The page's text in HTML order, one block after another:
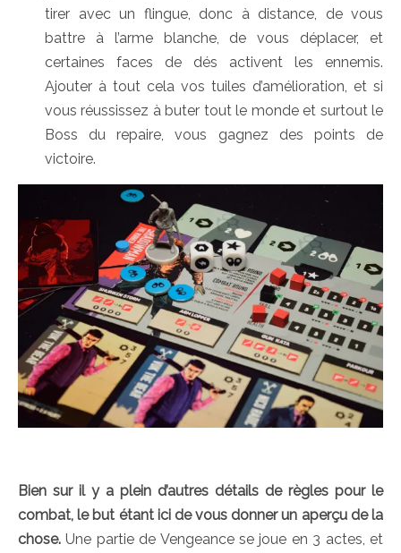
tirer avec un flingue, donc à distance, de vous
battre à l’arme blanche, de vous déplacer, et
certaines faces de dés activent les ennemis.
Ajouter à tout cela vos tuiles d’amélioration, et si
vous réussissez à buter tout le monde et surtout le
Boss du repaire, vous gagnez des points de
victoire.
Bien sur il y a plein d’autres détails de règles pour le
combat, le but étant ici de vous donner un aperçu de la
chose. Une partie de Vengeance se joue en 3 actes, et